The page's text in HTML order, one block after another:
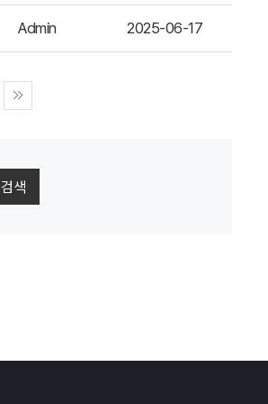
Admin 2025-06-17
검색